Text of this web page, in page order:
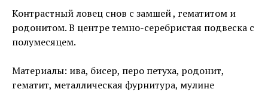
Контрастный ловец снов с замшей , гематитом и
родонитом. В центре темно-серебристая подвеска с
полумесяцем.
Материалы: ива, бисер, перо петуха, родонит,
гематит, металлическая фурнитура, мулине